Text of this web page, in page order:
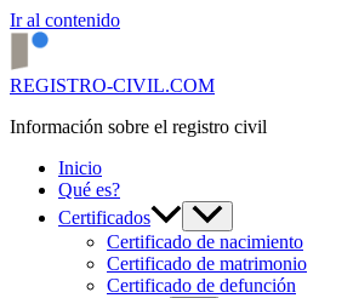
Ir al contenido
REGISTRO-CIVIL.COM
Información sobre el registro civil
Inicio
Qué es?
Certificados
Certificado de nacimiento
Certificado de matrimonio
Certificado de defunción